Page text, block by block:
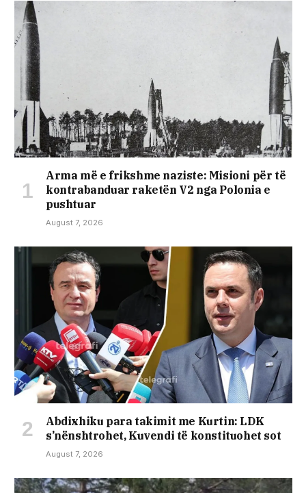
Arma më e frikshme naziste: Misioni për të
kontrabanduar raketën V2 nga Polonia e
pushtuar
August 7, 2026
Abdixhiku para takimit me Kurtin: LDK
s’nënshtrohet, Kuvendi të konstituohet sot
August 7, 2026